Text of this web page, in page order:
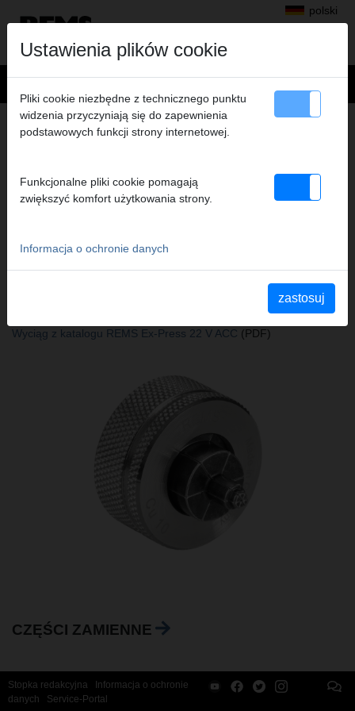
polski
Produkty> Kielichowanie, odgałęzianie>REMS Głowice kielichujące
> Głow kielich. Cu 10
Nr art. 150105 R
REMS Aufweitkopf Cu (passend auch zu REMS Akku-Ex-Press Cu
Wyciąg z katalogu REMS Ex-Press 22 V ACC (PDF)
CZĘŚCI ZAMIENNE
Stopka redakcyjna
Informacja o ochronie
danych
Service-Portal
Ustawienia plików cookie
Pliki cookie niezbędne z technicznego punktu
widzenia przyczyniają się do zapewnienia
podstawowych funkcji strony internetowej.
Funkcjonalne pliki cookie pomagają
zwiększyć komfort użytkowania strony.
Informacja o ochronie danych
zastosuj